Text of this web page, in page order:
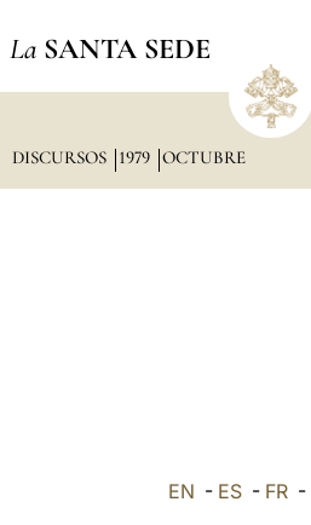
La SANTA SEDE
DISCURSOS 1979 OCTUBRE
EN - ES- FR-